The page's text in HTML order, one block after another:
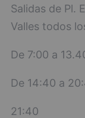
Salidas de Pl.
Valles todos
De 7:00 a
De 14:40 a
21:40